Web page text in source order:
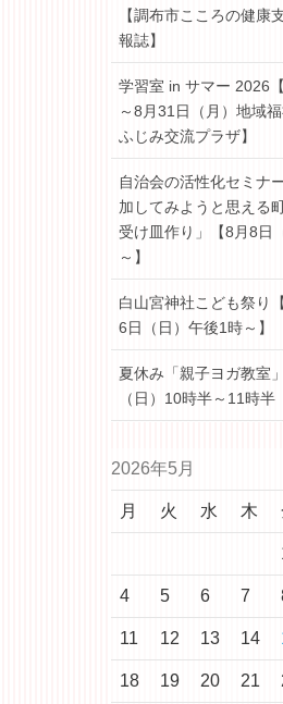
【調布市こころの健康
報誌】
学習室 in サマー 2026
～8月31日（月）地域
ふじみ交流プラザ】
自治会の活性化セミナ
加してみようと思える
受け皿作り」【8月8日
～】
白山宮神社こども祭り
6日（日）午後1時～】
夏休み「親子ヨガ教室
（日）10時半～11時
2026年5月
月 火 水 木
4 5 6 7
11 12 13 14
18 19 20 21